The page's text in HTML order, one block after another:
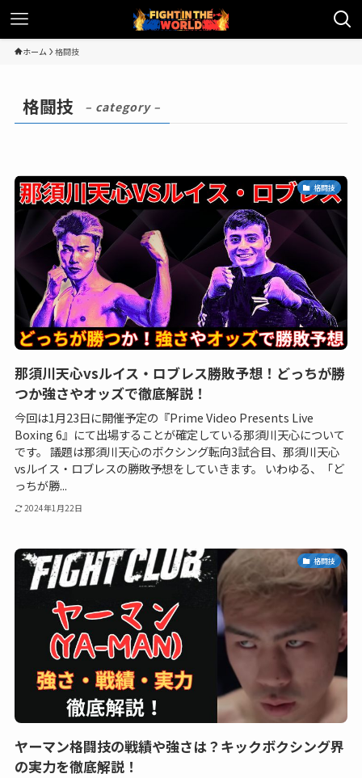
ホーム 格闘技
格闘技 – category –
格闘技
那須川天心vsルイス・ロブレス勝敗予想！どっちが勝
つか強さやオッズで徹底解説！
今回は1月23日に開催予定の『Prime Video Presents Live
Boxing 6』にて出場することが確定している那須川天心について
です。 議題は那須川天心のボクシング転向3試合目、那須川天心
vsルイス・ロブレスの勝敗予想をしていきます。 いわゆる、「ど
っちが勝...
2024年1月22日
格闘技
ヤーマン格闘技の戦績や強さは？キックボクシング界
の実力を徹底解説！